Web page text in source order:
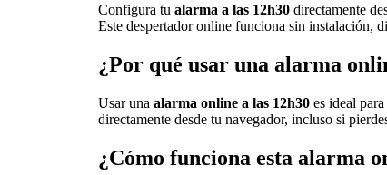
Configura tu alarma a las 12h30 directamente
Este despertador online funciona sin instalación,
¿Por qué usar una alarma
Usar una alarma online a las 12h30 es ideal
directamente desde tu navegador, incluso si
¿Cómo funciona esta alarma